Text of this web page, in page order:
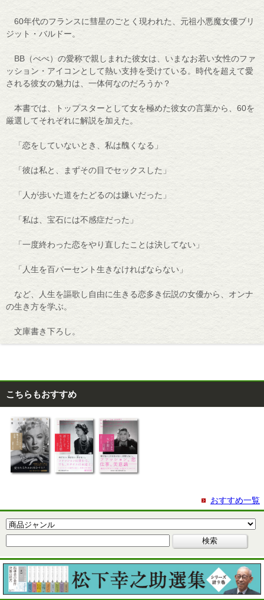
60年代のフランスに彗星のごとく現われた、元祖小悪魔女優ブリ
ジット・バルドー。
BB（べべ）の愛称で親しまれた彼女は、いまなお若い女性のファ
ッション・アイコンとして熱い支持を受けている。時代を超えて愛
される彼女の魅力は、一体何なのだろうか？
本書では、トップスターとして女を極めた彼女の言葉から、60を
厳選してそれぞれに解説を加えた。
「恋をしていないとき、私は醜くなる」
「彼は私と、まずその目でセックスした」
「人が歩いた道をたどるのは嫌いだった」
「私は、宝石には不感症だった」
「一度終わった恋をやり直したことは決してない」
「人生を百パーセント生きなければならない」
など、人生を謳歌し自由に生きる恋多き伝説の女優から、オンナ
の生き方を学ぶ。
文庫書き下ろし。
こちらもおすすめ
おすすめ一覧